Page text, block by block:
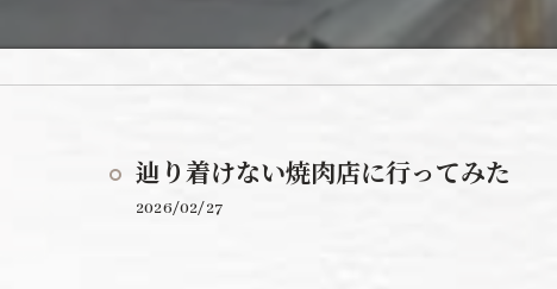
辿り着けない焼肉店に行ってみた
2026/02/27